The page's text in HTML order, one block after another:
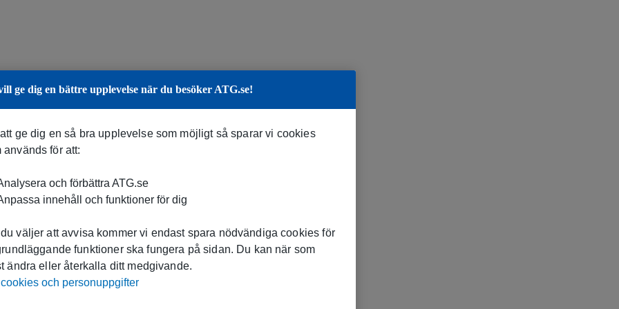
ge dig en bättre upplevelse när du besöker ATG.se!
ge dig en så bra upplevelse som möjligt så sparar vi cookies
används för att:
och förbättra ATG.se
innehåll och funktioner för dig
väljer att avvisa kommer vi endast spara nödvändiga cookies för
funktioner ska fungera på sidan. Du kan när som
ändra eller återkalla ditt medgivande.
och personuppgifter